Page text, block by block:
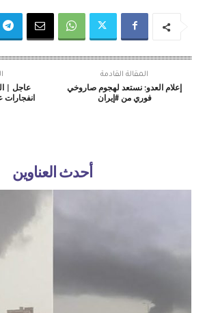
عاجل |
المقالة القادمة
إعلام العدو: نستعد لهجوم صاروخي
فوري من #إيران
أحدث العناوين